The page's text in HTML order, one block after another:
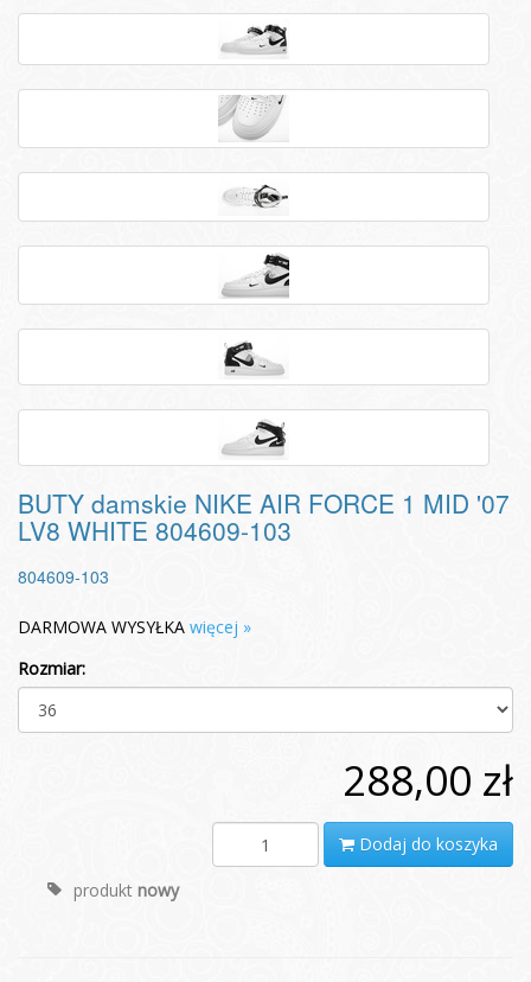
BUTY damskie NIKE AIR FORCE 1 MID '07
LV8 WHITE 804609-103
804609-103
DARMOWA WYSYŁKA więcej »
Rozmiar:
288,00 zł
Dodaj do koszyka
produkt nowy